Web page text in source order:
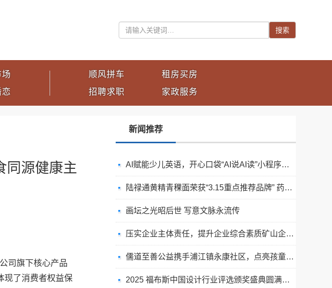
搜索
顺风拼车
招聘求职
租房买房
家政服务
同源健康主
司旗下核心产品
现了消费者权益保
新闻推荐
AI赋能少儿英语，开心口袋“AI说AI读”小程序正式上线
陆禄通黄精青稞面荣获“3.15重点推荐品牌” 药食同源健康主食赢得市场信赖
画坛之光昭后世 写意文脉永流传
压实企业主体责任，提升企业综合素质矿山企业安全管理的思考
儒道至善公益携手浦江镇永康社区，点亮孩童多彩童年
2025 福布斯中国设计行业评选颁奖盛典圆满举行